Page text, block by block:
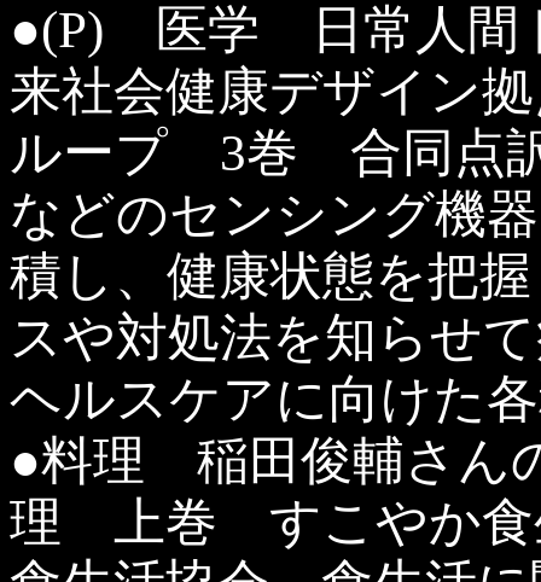
●(P) 医学 日常人間
来社会健康デザイン
ループ 3巻 合同点
などのセンシング機
積し、健康状態を把
スや対処法を知らせ
ヘルスケアに向けた
●料理 稲田俊輔さん
理 上巻 すこやか